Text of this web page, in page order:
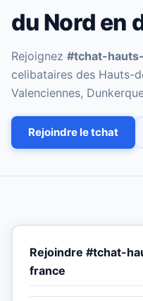
du Nord en
Rejoignez #tchat-
celibataires des Hauts-
Valenciennes,
Rejoindre le tchat
Rejoindre #tchat-
france